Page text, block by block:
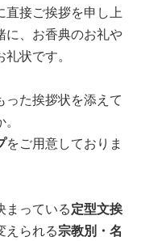
直接ご挨拶を申し上
に、お香典のお礼や
状です。
った挨拶状を添えて
をご用意しておりま
まっている定型文挨
えられる宗教別・名